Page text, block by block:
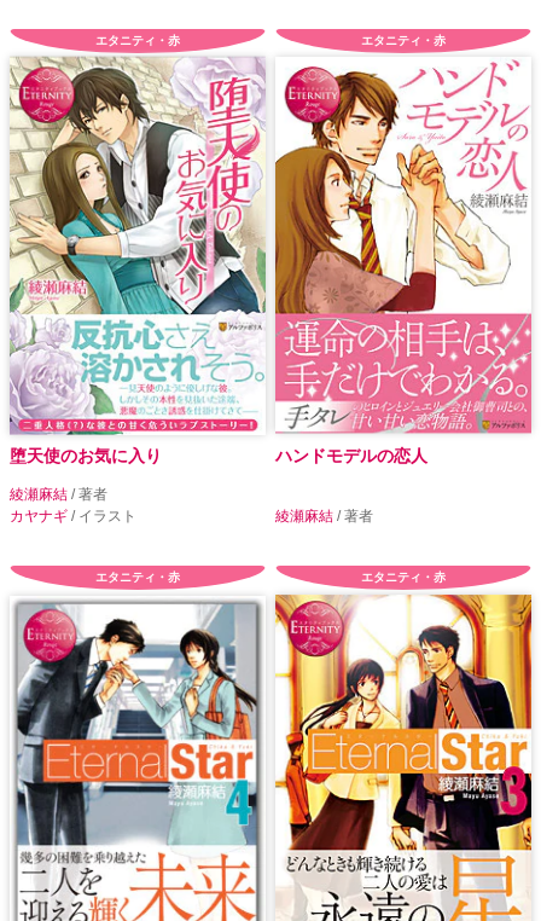
エタニティ・赤
堕天使のお気に入り
綾瀬麻結 / 著者
カヤナギ / イラスト
エタニティ・赤
ハンドモデルの恋人
綾瀬麻結 / 著者
エタニティ・赤 エタニティ・赤